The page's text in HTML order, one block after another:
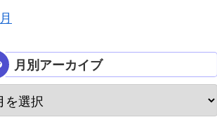
月別アーカイブ